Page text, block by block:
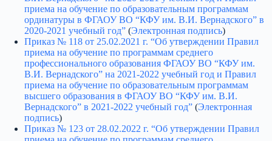
приема на обучение по образовательным программам
ординатуры в ФГАОУ ВО “КФУ им. В.И. Вернадского” в
2020-2021 учебный год” (Электронная подпись)
Приказ № 118 от 25.02.2021 г. “Об утверждении Правил
приема на обучение по программам среднего
профессионального образования ФГАОУ ВО “КФУ им.
В.И. Вернадского” на 2021-2022 учебный год и Правил
приема на обучение по образовательным программам
высшего образования в ФГАОУ ВО “КФУ им. В.И.
Вернадского” в 2021-2022 учебный год” (Электронная
подпись)
Приказ № 123 от 28.02.2022 г. “Об утверждении Правил